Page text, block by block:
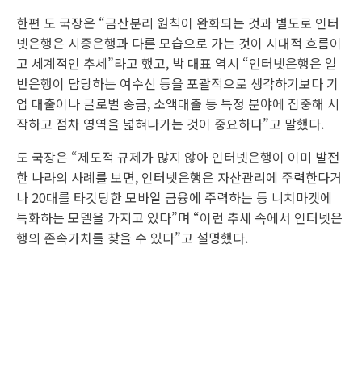
한편 도 국장은 “금산분리 원칙이 완화되는 것과 별도로 인터
넷은행은 시중은행과 다른 모습으로 가는 것이 시대적 흐름이
고 세계적인 추세”라고 했고, 박 대표 역시 “인터넷은행은 일
반은행이 담당하는 여수신 등을 포괄적으로 생각하기보다 기
업 대출이나 글로벌 송금, 소액대출 등 특정 분야에 집중해 시
작하고 점차 영역을 넓혀나가는 것이 중요하다”고 말했다.
도 국장은 “제도적 규제가 많지 않아 인터넷은행이 이미 발전
한 나라의 사례를 보면, 인터넷은행은 자산관리에 주력한다거
나 20대를 타깃팅한 모바일 금융에 주력하는 등 니치마켓에
특화하는 모델을 가지고 있다”며 “이런 추세 속에서 인터넷은
행의 존속가치를 찾을 수 있다”고 설명했다.